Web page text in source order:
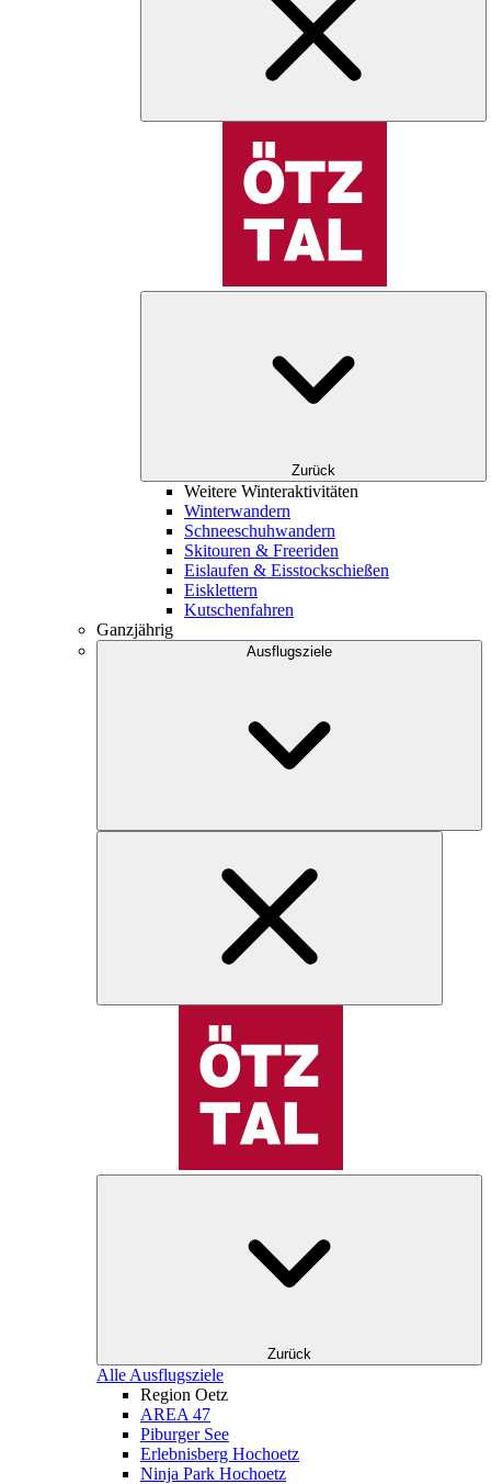
Zurück
Weitere Winteraktivitäten
Winterwandern
Schneeschuhwandern
Skitouren & Freeriden
Eislaufen & Eisstockschießen
Eisklettern
Kutschenfahren
Ganzjährig
Ausflugsziele
Zurück
Alle Ausflugsziele
Region Oetz
AREA 47
Piburger See
Erlebnisberg Hochoetz
Ninja Park Hochoetz